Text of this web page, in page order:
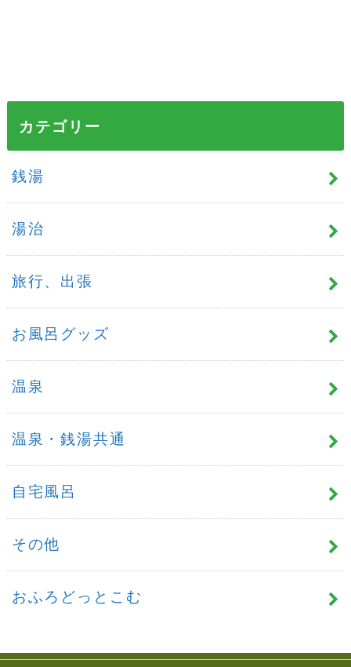
カテゴリー
銭湯
湯治
旅行、出張
お風呂グッズ
温泉
温泉・銭湯共通
自宅風呂
その他
おふろどっとこむ